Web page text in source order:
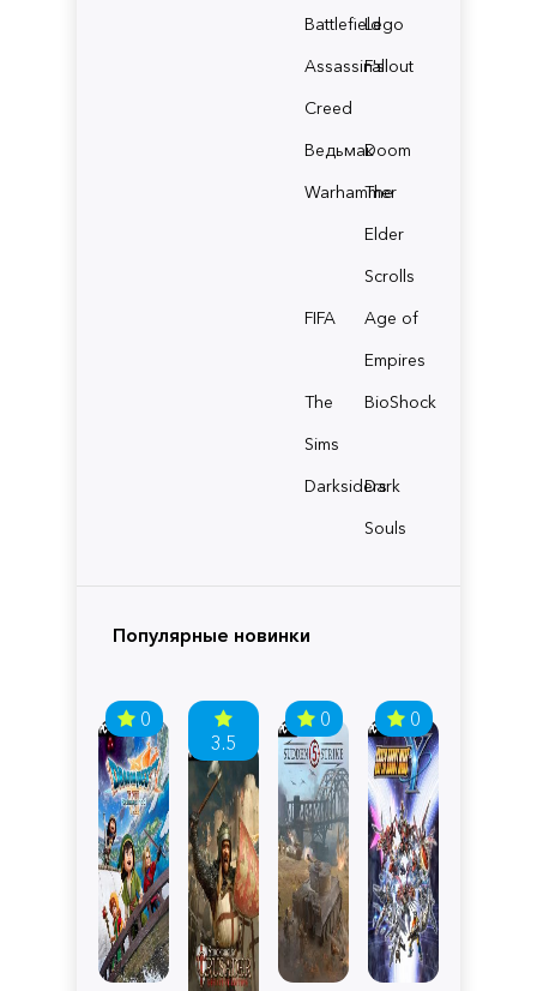
BattlefieldLego
Assassin's
Creed
Fallout
ВедьмакDoom
Warhammer
The
Elder
Scrolls
FIFA
Age of
Empires
The
Sims
BioShock
Darksiders
Dark
Souls
Популярные новинки
0
3.5
0 0